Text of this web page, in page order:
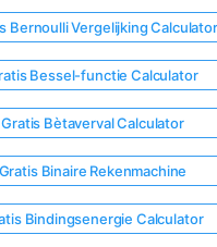
Bernoulli Vergelijking Calculator
Bessel-functie Calculator
Gratis Bètaverval Calculator
Gratis Binaire Rekenmachine
Bindingsenergie Calculator